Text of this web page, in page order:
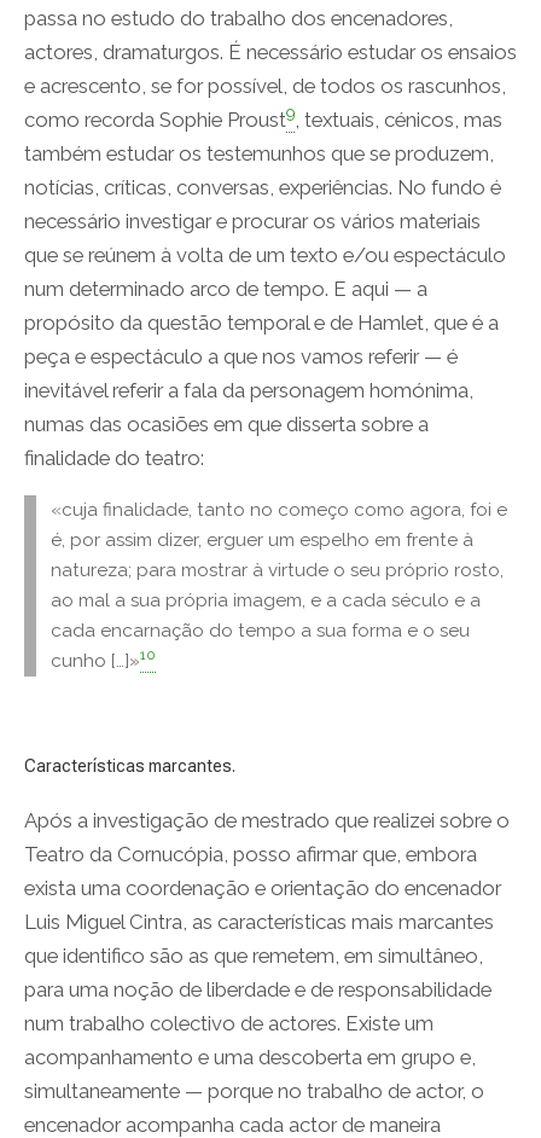
passa no estudo do trabalho dos encenadores,
actores, dramaturgos. É necessário estudar os ensaios
e acrescento, se for possível, de todos os rascunhos,
como recorda Sophie Proust9 , textuais, cénicos, mas
também estudar os testemunhos que se produzem,
notícias, críticas, conversas, experiências. No fundo é
necessário investigar e procurar os vários materiais
que se reúnem à volta de um texto e/ou espectáculo
num determinado arco de tempo. E aqui — a
propósito da questão temporal e de Hamlet, que é a
peça e espectáculo a que nos vamos referir — é
inevitável referir a fala da personagem homónima,
numas das ocasiões em que disserta sobre a
finalidade do teatro:
«cuja finalidade, tanto no começo como agora, foi e
é, por assim dizer, erguer um espelho em frente à
natureza; para mostrar à virtude o seu próprio rosto,
ao mal a sua própria imagem, e a cada século e a
cada encarnação do tempo a sua forma e o seu
cunho […]»10
Características marcantes.
Após a investigação de mestrado que realizei sobre o
Teatro da Cornucópia, posso afirmar que, embora
exista uma coordenação e orientação do encenador
Luis Miguel Cintra, as características mais marcantes
que identifico são as que remetem, em simultâneo,
para uma noção de liberdade e de responsabilidade
num trabalho colectivo de actores. Existe um
acompanhamento e uma descoberta em grupo e,
simultaneamente — porque no trabalho de actor, o
encenador acompanha cada actor de maneira